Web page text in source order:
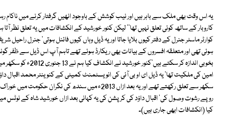
یہ اس وقت بھی ملک سے باہر ہیں اور نیب کوشش کے باوجود انھیں گرفتار کرنے میں
کاروبار کے ساتھ کوئی تعلق نہیں تھا'' لیکن کنور خورشید کے انکشافات میں یہ تعلق نظر
کوارٹر ماسٹر جنرل کے دفتر کیوں بلایا جاتا اور یہ ڈیل وہاں کیوں فائنل ہوتی' جنرل راحیل
ہوئی تھی اور متعلقہ افسروں کے بیانات بھی ریکارڈ ہوئے تھے تاہم آپ اس ڈیل سے ظفر
امین کی ملکیت تھا' یہ ڈیل ای او بی آئی کی انویسٹمنٹ کمیٹی کے کنوینئر محمد اقبال
سکھر سے تعلق رکھتے تھے اور یہ بعد ازاں 2013ء میں سندھ
روپے رشوت وصول کی' اقبال داؤد کی کرپشن کی یہ کہانی بعد ازاں خورشید شاہ کے
کیا (انکشافات ابھی جاری ہیں)۔